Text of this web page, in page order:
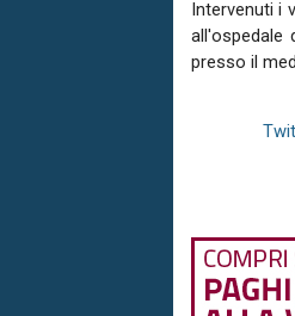
Intervenuti i
all'ospedale
presso il